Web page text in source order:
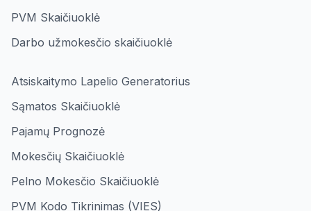
PVM Skaičiuoklė
Darbo užmokesčio skaičiuoklė
Atsiskaitymo Lapelio Generatorius
Sąmatos Skaičiuoklė
Pajamų Prognozė
Mokesčių Skaičiuoklė
Pelno Mokesčio Skaičiuoklė
PVM Kodo Tikrinimas (VIES)